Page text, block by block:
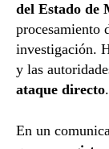
del Estado de
procesamiento
investigación.
y las
ataque directo.
En un